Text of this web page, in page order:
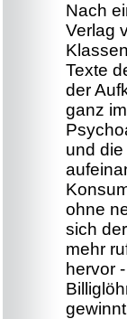
Nach
Verlag
Texte
der
ganz
und
ohne
sich
mehr
hervor